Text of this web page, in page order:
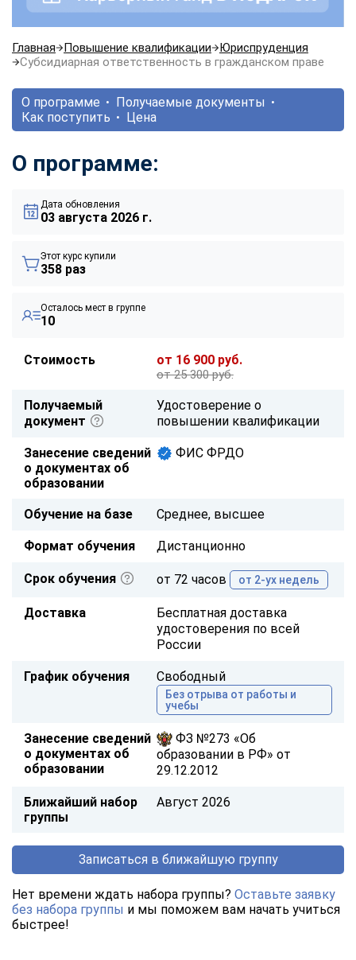
Главная Повышение квалификации
Юриспруденция
Субсидиарная ответственность в гражданском праве
О программе
Получаемые документы
Как поступить
Цена
О программе:
Дата обновления
03 августа 2026 г.
Этот курс купили
358 раз
Осталось мест в группе
10
Стоимость от 16 900 руб.
от 25 300 руб.
Получаемый
документ
Удостоверение о
повышении квалификации
Занесение сведений
о документах об
образовании
ФИС ФРДО
Обучение на базе Среднее, высшее
Формат обучения Дистанционно
Срок обучения от 72 часов от 2-ух недель
Доставка
Бесплатная доставка
удостоверения по всей
России
График обучения Свободный
Без отрыва от работы и
учебы
Занесение сведений
о документах об
образовании
ФЗ №273 «Об
образовании в РФ» от
29.12.2012
Ближайший набор
группы
Август 2026
Записаться в ближайшую группу
Нет времени ждать набора группы? Оставьте заявку
без набора группы и мы поможем вам начать учиться
быстрее!